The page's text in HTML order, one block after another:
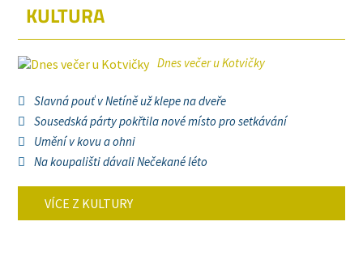
KULTURA
Dnes večer u Kotvičky
Slavná pouť v Netíně už klepe na dveře
Sousedská párty pokřtila nové místo pro setkávání
Umění v kovu a ohni
Na koupališti dávali Nečekané léto
VÍCE Z KULTURY